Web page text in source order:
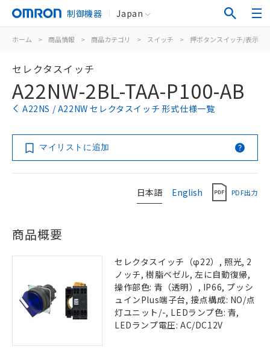
制御機器 Japan
ホーム > 商品情報 > 商品カテゴリ > スイッチ > 押ボタンスイッチ/表示灯
セレクタスイッチ
A22NW-2BL-TAA-P100-AB
A22NS / A22NW セレクタスイッチ 形式仕様一覧
マイリストに追加
日本語 English PDF出力
商品概要
セレクタスイッチ（φ22）, 照光, 2
ノッチ, 樹脂ベゼル, 左に自動復帰,
操作部色: 青（透明）, IP66, プッシ
ュインPlus端子台, 接点構成: NO/点
灯ユニット/-, LEDランプ色: 青,
LEDランプ電圧: AC/DC12V